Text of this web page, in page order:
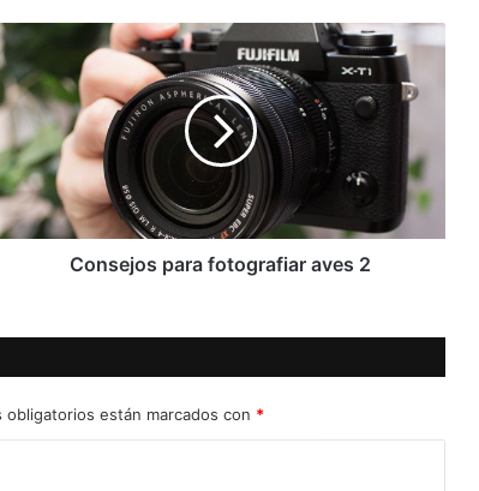
Consejos
fotografiar
Consejos para fotografiar aves 2
obligatorios están marcados con *